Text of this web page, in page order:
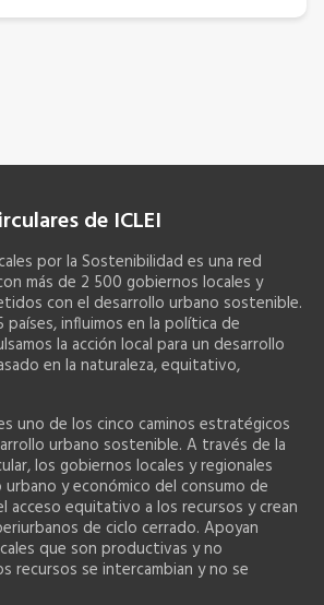
de ICLEI
por la Sostenibilidad es una red
más de 2 500 gobiernos locales y
con el desarrollo urbano sostenible.
países, influimos en la política de
la acción local para un desarrollo
en la naturaleza, equitativo,
uno de los cinco caminos estratégicos
urbano sostenible. A través de la
los gobiernos locales y regionales
y económico del consumo de
acceso equitativo a los recursos y crean
de ciclo cerrado. Apoyan
que son productivas y no
recursos se intercambian y no se